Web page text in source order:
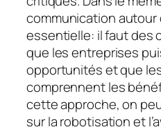
communication
essentielle: il faut des
que les entreprises
opportunités et que
comprennent les
cette approche, on
sur la robotisation et